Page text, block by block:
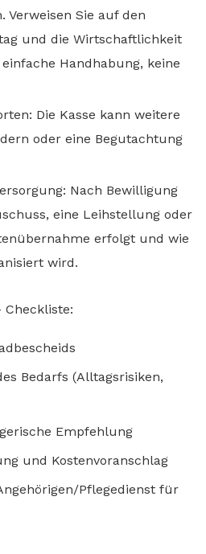
Verweisen Sie auf den
und die Wirtschaftlichkeit
Handhabung, keine
Die Kasse kann weitere
oder eine Begutachtung
Nach Bewilligung
eine Leihstellung oder
erfolgt und wie
wird.
Checkliste:
Bedarfs (Alltagsrisiken,
Empfehlung
und Kostenvoranschlag
Pflegedienst für